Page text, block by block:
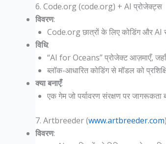
6. Code.org (code.org) + AI प्रोजेक्ट्स
विवरण:
Code.org छात्रों के लिए कोडिंग और AI
विधि:
“AI for Oceans” प्रोजेक्ट आज़माएँ,
ब्लॉक-आधारित कोडिंग से मॉडल को
क्या बनाएँ:
एक गेम जो पर्यावरण संरक्षण पर जागरूकता
7. Artbreeder (www.artbreeder.com)
विवरण: